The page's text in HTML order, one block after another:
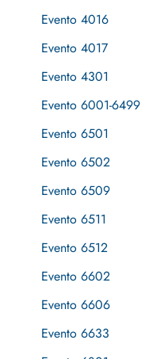
Evento 4016
Evento 4017
Evento 4301
Evento 6001-6499
Evento 6501
Evento 6502
Evento 6509
Evento 6511
Evento 6512
Evento 6602
Evento 6606
Evento 6633